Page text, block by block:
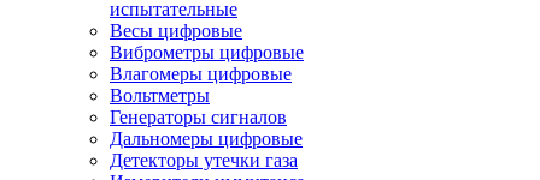
испытательные
Весы цифровые
Виброметры цифровые
Влагомеры цифровые
Вольтметры
Генераторы сигналов
Дальномеры цифровые
Детекторы утечки газа